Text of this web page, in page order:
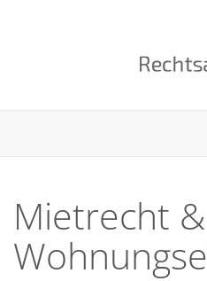
Mietrecht &